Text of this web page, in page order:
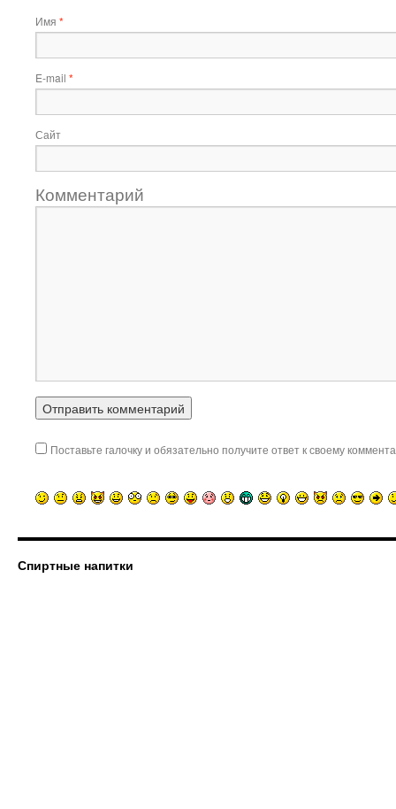
Имя *
E-mail *
Сайт
Комментарий
Поставьте галочку и обязательно получите ответ к своему
Спиртные напитки